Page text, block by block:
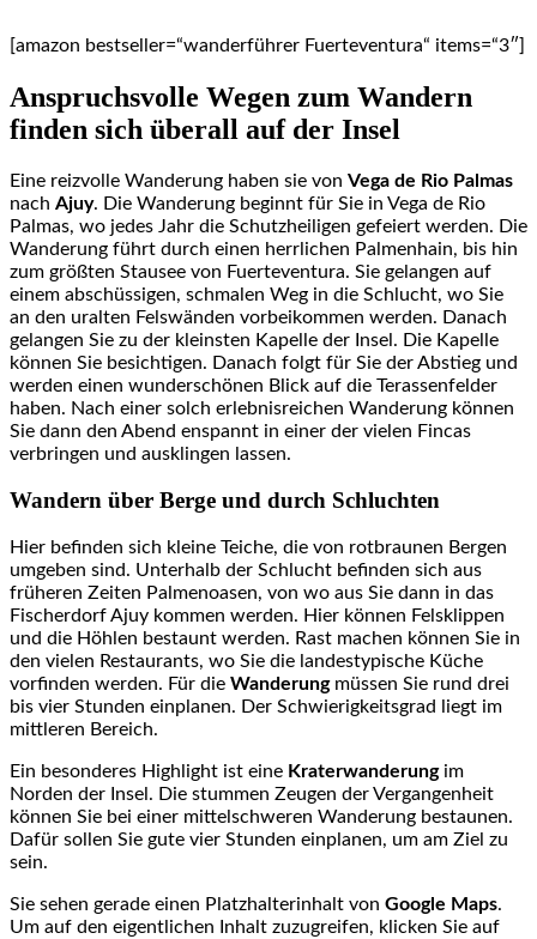
[amazon bestseller=“wanderführer Fuerteventura“ items=“3″]
Anspruchsvolle Wegen zum Wandern
finden sich überall auf der Insel
Eine reizvolle Wanderung haben sie von Vega de Rio Palmas
nach Ajuy. Die Wanderung beginnt für Sie in Vega de Rio
Palmas, wo jedes Jahr die Schutzheiligen gefeiert werden. Die
Wanderung führt durch einen herrlichen Palmenhain, bis hin
zum größten Stausee von Fuerteventura. Sie gelangen auf
einem abschüssigen, schmalen Weg in die Schlucht, wo Sie
an den uralten Felswänden vorbeikommen werden. Danach
gelangen Sie zu der kleinsten Kapelle der Insel. Die Kapelle
können Sie besichtigen. Danach folgt für Sie der Abstieg und
werden einen wunderschönen Blick auf die Terassenfelder
haben. Nach einer solch erlebnisreichen Wanderung können
Sie dann den Abend enspannt in einer der vielen Fincas
verbringen und ausklingen lassen.
Wandern über Berge und durch Schluchten
Hier befinden sich kleine Teiche, die von rotbraunen Bergen
umgeben sind. Unterhalb der Schlucht befinden sich aus
früheren Zeiten Palmenoasen, von wo aus Sie dann in das
Fischerdorf Ajuy kommen werden. Hier können Felsklippen
und die Höhlen bestaunt werden. Rast machen können Sie in
den vielen Restaurants, wo Sie die landestypische Küche
vorfinden werden. Für die Wanderungmüssen Sie rund drei
bis vier Stunden einplanen. Der Schwierigkeitsgrad liegt im
mittleren Bereich.
Ein besonderes Highlight ist eine Kraterwanderungim
Norden der Insel. Die stummen Zeugen der Vergangenheit
können Sie bei einer mittelschweren Wanderung bestaunen.
Dafür sollen Sie gute vier Stunden einplanen, um am Ziel zu
sein.
Sie sehen gerade einen Platzhalterinhalt von Google Maps.
Um auf den eigentlichen Inhalt zuzugreifen, klicken Sie auf